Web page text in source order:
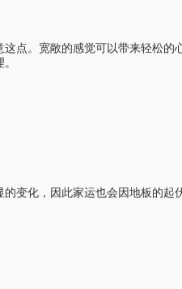
点。宽敞的感觉可以带来轻松
变化，因此家运也会因地板的起